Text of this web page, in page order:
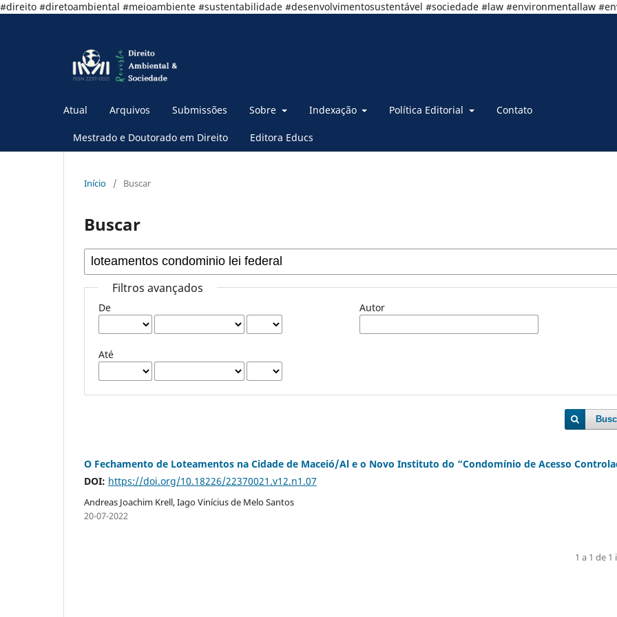
#direito #diretoambiental #meioambiente #sustentabilidade #desenvolvimentosustentável #sociedade #law #environmentallaw
Atual Arquivos Submissões Sobre Indexação Política Editorial Contato
Mestrado e Doutorado em Direito Editora Educs
Início / Buscar
Buscar
Filtros avançados
De
Até
Autor
O Fechamento de Loteamentos na Cidade de Maceió/Al e o Novo Instituto do “Condomínio de Acesso
DOI: https://doi.org/10.18226/22370021.v12.n1.07
Andreas Joachim Krell, Iago Vinícius de Melo Santos
20-07-2022
1 a 1 de 1